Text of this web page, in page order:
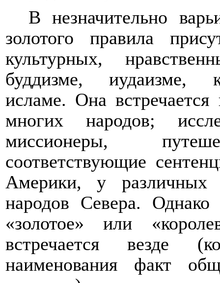
В незначительно
золотого правила
культурных,
буддизме, иудаизме,
исламе. Она
многих народов;
миссионеры,
соответствующие
Америки, у
народов Севера. Однако
«золотое» или
встречается везде
наименования факт